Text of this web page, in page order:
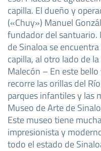
capilla. El dueño y
(«Chuy») Manuel
fundador del santuario.
de Sinaloa se
capilla, al otro lado de la
Malecón – En este
recorre las orillas del
parques infantiles y las
Museo de Arte de
Este museo tiene
impresionista y
todo el estado de